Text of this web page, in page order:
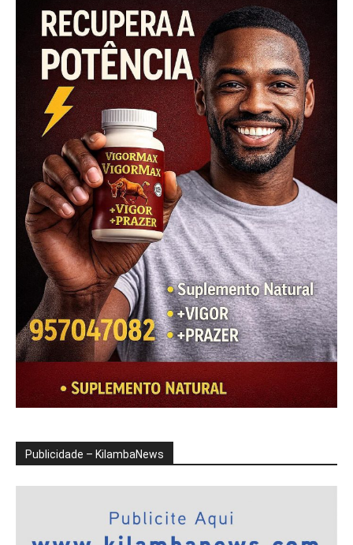
Publicidade – KilambaNews